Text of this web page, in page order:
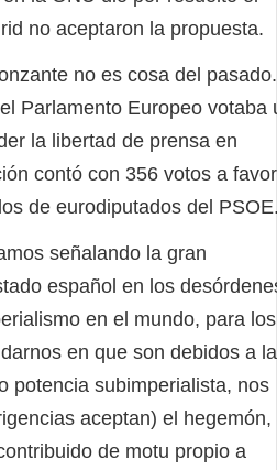
no aceptaron la propuesta.
no es cosa del
Parlamento Europeo votaba
la libertad de prensa en
contó con 356 votos a
de eurodiputados del
señalando la gran
español en los
en el mundo, para los
en que son debidos a
potencia subimperialista, nos
aceptan) el hegemón,
de motu propio a